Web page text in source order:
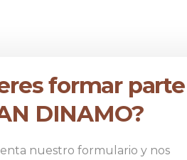
formar
DINAMO?
nuestro formulario y nos